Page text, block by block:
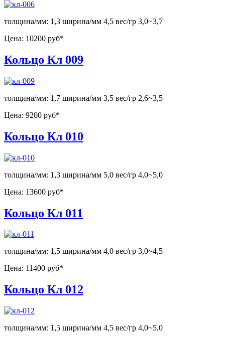
толщина/мм: 1,3 ширина/мм 4,5 вес/гр 3,0~3,7
Цена: 10200 руб*
Кольцо Кл 009
толщина/мм: 1,7 ширина/мм 3,5 вес/гр 2,6~3,5
Цена: 9200 руб*
Кольцо Кл 010
толщина/мм: 1,3 ширина/мм 5,0 вес/гр 4,0~5,0
Цена: 13600 руб*
Кольцо Кл 011
толщина/мм: 1,5 ширина/мм 4,0 вес/гр 3,0~4,5
Цена: 11400 руб*
Кольцо Кл 012
толщина/мм: 1,5 ширина/мм 4,5 вес/гр 4,0~5,0